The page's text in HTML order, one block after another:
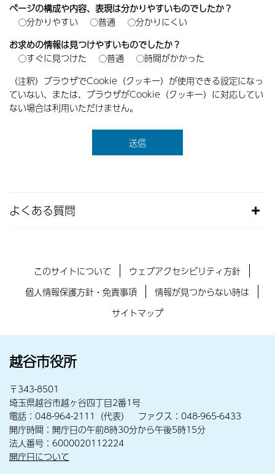
ページの構成や内容、表現は分かりやすいものでしたか？
分かりやすい
普通
分かりにくい
お求めの情報は見つけやすいものでしたか？
すぐに見つけた
普通
時間がかかった
（注釈）ブラウザでCookie（クッキー）が使用できる設定になっ
ていない、または、ブラウザがCookie（クッキー）に対応してい
ない場合は利用いただけません。
よくある質問
このサイトについて
ウェブアクセシビリティ方針
個人情報保護方針・免責事項
情報が見つからない時は
サイトマップ
越谷市役所
〒343-8501
埼玉県越谷市越ヶ谷四丁目2番1号
電話：048-964-2111（代表） ファクス：048-965-6433
開庁時間：開庁日の午前8時30分から午後5時15分
法人番号：6000020112224
開庁日について